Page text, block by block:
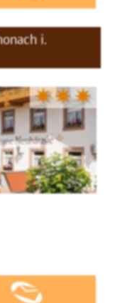
i.
✷✷✷